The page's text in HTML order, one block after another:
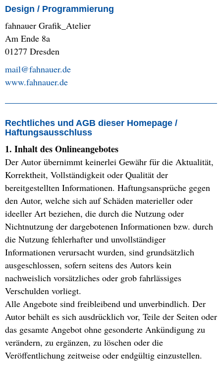
Design / Programmierung
fahnauer Grafik_Atelier
Am Ende 8a
01277 Dresden
mail@fahnauer.de
www.fahnauer.de
Rechtliches und AGB dieser Homepage /
Haftungsausschluss
1. Inhalt des Onlineangebotes
Der Autor übernimmt keinerlei Gewähr für die Aktualität,
Korrektheit, Vollständigkeit oder Qualität der
bereitgestellten Informationen. Haftungsansprüche gegen
den Autor, welche sich auf Schäden materieller oder
ideeller Art beziehen, die durch die Nutzung oder
Nichtnutzung der dargebotenen Informationen bzw. durch
die Nutzung fehlerhafter und unvollständiger
Informationen verursacht wurden, sind grundsätzlich
ausgeschlossen, sofern seitens des Autors kein
nachweislich vorsätzliches oder grob fahrlässiges
Verschulden vorliegt.
Alle Angebote sind freibleibend und unverbindlich. Der
Autor behält es sich ausdrücklich vor, Teile der Seiten oder
das gesamte Angebot ohne gesonderte Ankündigung zu
verändern, zu ergänzen, zu löschen oder die
Veröffentlichung zeitweise oder endgültig einzustellen.